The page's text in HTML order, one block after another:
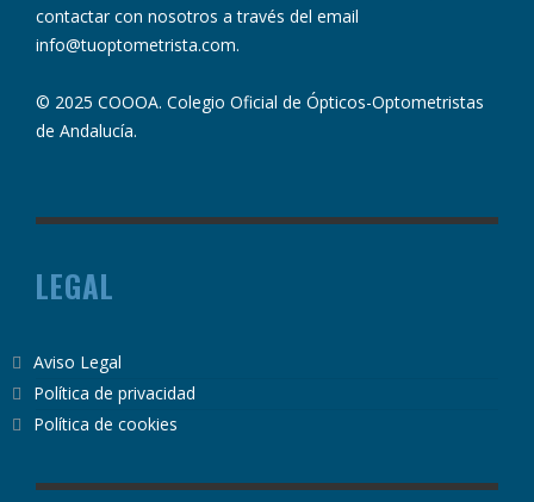
contactar con nosotros a través del email
info@tuoptometrista.com.
© 2025 COOOA. Colegio Oficial de Ópticos-Optometristas
de Andalucía.
LEGAL
Aviso Legal
Política de privacidad
Política de cookies